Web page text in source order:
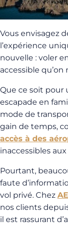
Vous envisagez
l’expérience
nouvelle : voler
accessible qu’on
Que ce soit pour
escapade en
mode de
gain de temps,
accès à des
inaccessibles
Pourtant,
faute
vol privé. Chez
nos clients
il est rassurant